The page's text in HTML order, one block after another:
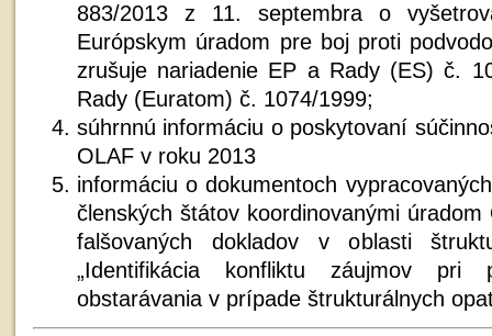
883/2013 z 11. septembra o
Európskym úradom pre boj proti
zrušuje nariadenie EP a Rady (ES) č.
Rady (Euratom) č. 1074/1999;
súhrnnú informáciu o poskytovaní
OLAF v roku 2013
informáciu o dokumentoch
členských štátov koordinovanými úradom
falšovaných dokladov v oblasti
„Identifikácia konfliktu záujmov pri
obstarávania v prípade štrukturálnych